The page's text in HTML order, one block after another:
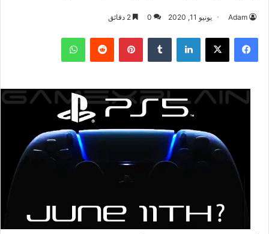
Adam يونيو 11, 2020 0
فيسبوك ‫X لينكدإن بينتيريست واتساب